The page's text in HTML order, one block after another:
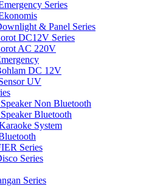
Series
& Panel Series
DC12V Series
AC 220V
DC 12V
UV
Non Bluetooth
Bluetooth
System
Series
Series
Series